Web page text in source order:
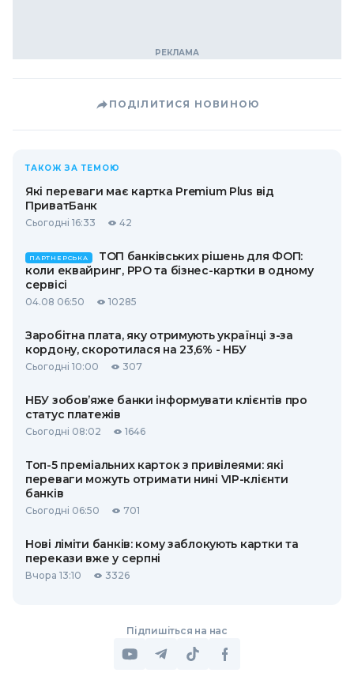
ПОДІЛИТИСЯ НОВИНОЮ
ТАКОЖ ЗА ТЕМОЮ
Які переваги має картка Premium Plus від
ПриватБанк
Сьогодні 16:33 42
ПАРТНЕРСЬКА
ТОП банківських рішень для ФОП:
коли еквайринг, РРО та бізнес-картки в одному
сервісі
04.08 06:50 10285
Заробітна плата, яку отримують українці з-за
кордону, скоротилася на 23,6% - НБУ
Сьогодні 10:00 307
НБУ зобов’яже банки інформувати клієнтів про
статус платежів
Сьогодні 08:02 1646
Топ-5 преміальних карток з привілеями: які
переваги можуть отримати нині VIP-клієнти
банків
Сьогодні 06:50 701
Нові ліміти банків: кому заблокують картки та
перекази вже у серпні
Вчора 13:10 3326
Підпишіться на нас